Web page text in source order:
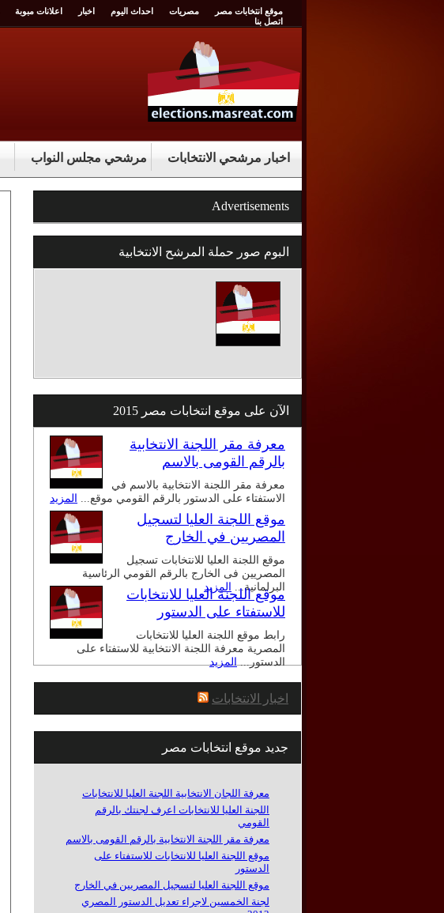
موقع انتخابات مصر مصريات احداث اليوم اخبار اعلانات مبوبة
اتصل بنا
مرشحي مجلس النواب اخبار مرشحي الانتخابات
Advertisements
البوم صور حملة المرشح الانتخابية
الآن على موقع انتخابات مصر 2015
معرفة مقر اللجنة الانتخابية
بالرقم القومى بالاسم
معرفة مقر اللجنة الانتخابية بالاسم في
الاستفتاء على الدستور بالرقم القومي موقع...
المزيد
موقع اللجنة العليا لتسجيل
المصريين في الخارج
موقع اللجنة العليا للانتخابات تسجيل
المصريين فى الخارج بالرقم القومي الرئاسية
البرلمانية...
المزيد
موقع اللجنة العليا للانتخابات
للاستفتاء على الدستور
رابط موقع اللجنة العليا للانتخابات
المصرية معرفة اللجنة الانتخابية للاستفتاء على
الدستور...المزيد
اخبار الانتخابات
جديد موقع انتخابات مصر
معرفة اللجان الانتخابية اللجنة العليا للانتخابات
اللجنة العليا للانتخابات اعرف لجنتك بالرقم
القومي
معرفة مقر اللجنة الانتخابية بالرقم القومى بالاسم
موقع اللجنة العليا للانتخابات للاستفتاء على
الدستور
موقع اللجنة العليا لتسجيل المصريين في الخارج
لجنة الخمسين لاجراء تعديل الدستور المصري